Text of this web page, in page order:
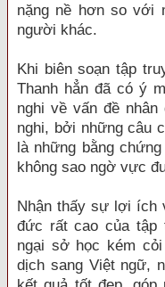
nặng nề hơn so với
người khác.
Khi biên soạn tập
Thanh hẳn đã có ý
nghi về vấn đề
nghi, bởi những câu
là những bằng
không sao ngờ vực
Nhận thấy sự lợi ích
đức rất cao của tập
ngại sở học kém
dịch sang Việt ngữ,